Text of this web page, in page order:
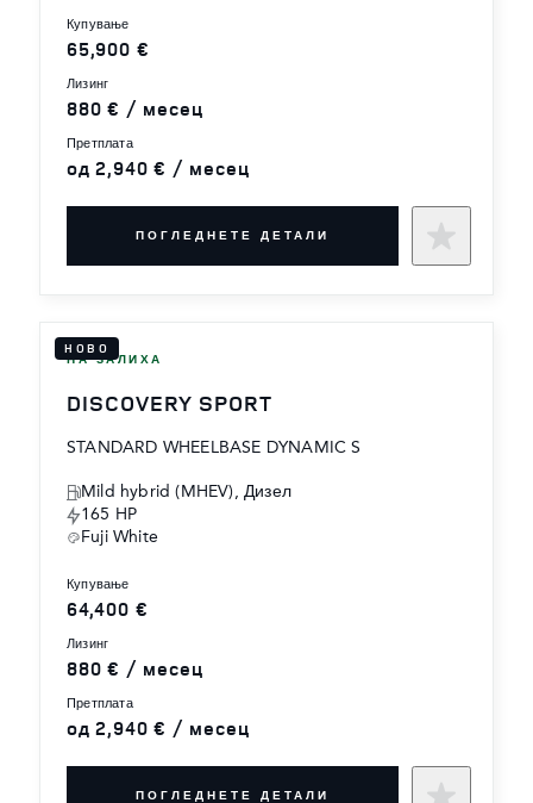
купување
65,900 €
лизинг
880 € / месец
претплата
од 2,940 € / месец
ПОГЛЕДНЕТЕ ДЕТАЛИ
НОВО
НА ЗАЛИХА
DISCOVERY SPORT
STANDARD WHEELBASE DYNAMIC S
Mild hybrid (MHEV), Дизел
165 HP
Fuji White
купување
64,400 €
лизинг
880 € / месец
претплата
од 2,940 € / месец
ПОГЛЕДНЕТЕ ДЕТАЛИ